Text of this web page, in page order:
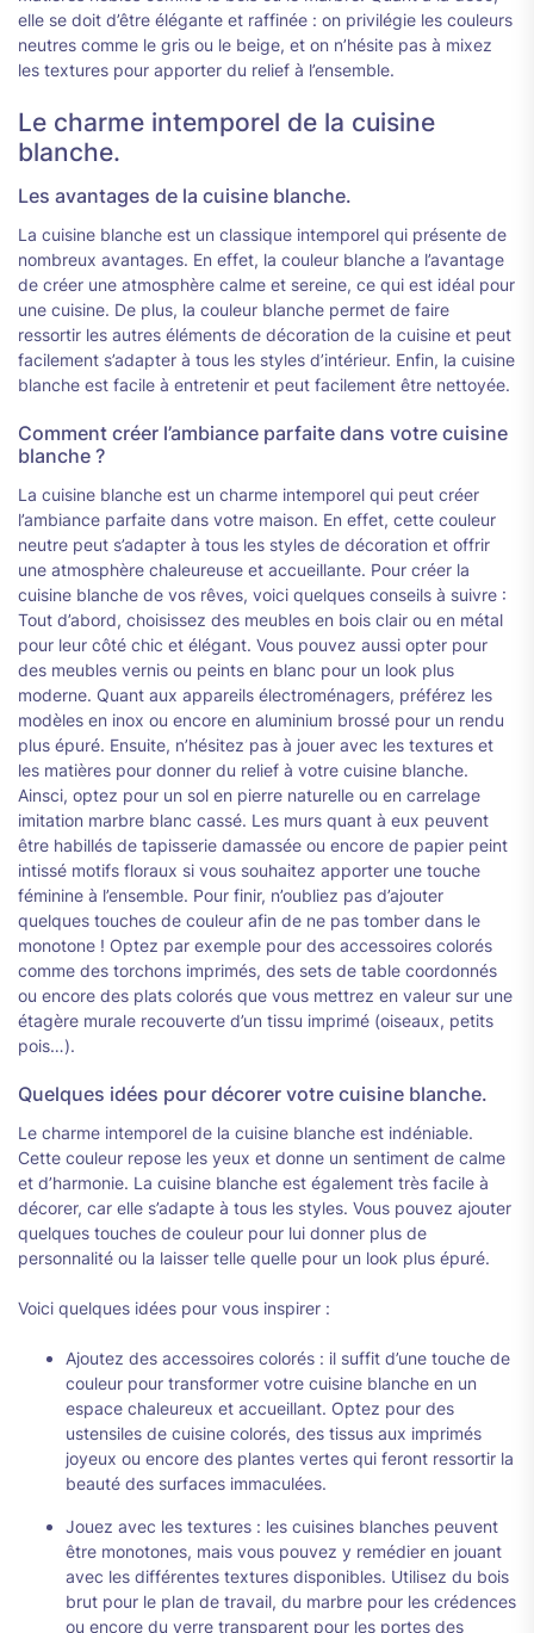
elle se doit d’être élégante et raffinée : on privilégie les couleurs
neutres comme le gris ou le beige, et on n’hésite pas à mixez
les textures pour apporter du relief à l’ensemble.
Le charme intemporel de la cuisine
blanche.
Les avantages de la cuisine blanche.
La cuisine blanche est un classique intemporel qui présente de
nombreux avantages. En effet, la couleur blanche a l’avantage
de créer une atmosphère calme et sereine, ce qui est idéal pour
une cuisine. De plus, la couleur blanche permet de faire
ressortir les autres éléments de décoration de la cuisine et peut
facilement s’adapter à tous les styles d’intérieur. Enfin, la cuisine
blanche est facile à entretenir et peut facilement être nettoyée.
Comment créer l’ambiance parfaite dans votre cuisine
blanche ?
La cuisine blanche est un charme intemporel qui peut créer
l’ambiance parfaite dans votre maison. En effet, cette couleur
neutre peut s’adapter à tous les styles de décoration et offrir
une atmosphère chaleureuse et accueillante. Pour créer la
cuisine blanche de vos rêves, voici quelques conseils à suivre :
Tout d’abord, choisissez des meubles en bois clair ou en métal
pour leur côté chic et élégant. Vous pouvez aussi opter pour
des meubles vernis ou peints en blanc pour un look plus
moderne. Quant aux appareils électroménagers, préférez les
modèles en inox ou encore en aluminium brossé pour un rendu
plus épuré. Ensuite, n’hésitez pas à jouer avec les textures et
les matières pour donner du relief à votre cuisine blanche.
Ainsci, optez pour un sol en pierre naturelle ou en carrelage
imitation marbre blanc cassé. Les murs quant à eux peuvent
être habillés de tapisserie damassée ou encore de papier peint
intissé motifs floraux si vous souhaitez apporter une touche
féminine à l’ensemble. Pour finir, n’oubliez pas d’ajouter
quelques touches de couleur afin de ne pas tomber dans le
monotone ! Optez par exemple pour des accessoires colorés
comme des torchons imprimés, des sets de table coordonnés
ou encore des plats colorés que vous mettrez en valeur sur une
étagère murale recouverte d’un tissu imprimé (oiseaux, petits
pois…).
Quelques idées pour décorer votre cuisine blanche.
Le charme intemporel de la cuisine blanche est indéniable.
Cette couleur repose les yeux et donne un sentiment de calme
et d’harmonie. La cuisine blanche est également très facile à
décorer, car elle s’adapte à tous les styles. Vous pouvez ajouter
quelques touches de couleur pour lui donner plus de
personnalité ou la laisser telle quelle pour un look plus épuré.
Voici quelques idées pour vous inspirer :
Ajoutez des accessoires colorés : il suffit d’une touche de
couleur pour transformer votre cuisine blanche en un
espace chaleureux et accueillant. Optez pour des
ustensiles de cuisine colorés, des tissus aux imprimés
joyeux ou encore des plantes vertes qui feront ressortir la
beauté des surfaces immaculées.
Jouez avec les textures : les cuisines blanches peuvent
être monotones, mais vous pouvez y remédier en jouant
avec les différentes textures disponibles. Utilisez du bois
brut pour le plan de travail, du marbre pour les crédences
ou encore du verre transparent pour les portes des